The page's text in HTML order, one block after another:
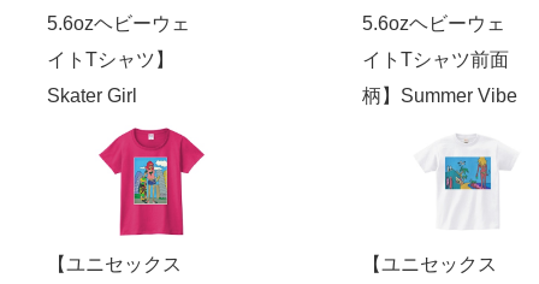
5.6ozヘビーウェ
イトTシャツ】
Skater Girl
5.6ozヘビーウェ
イトTシャツ前面
柄】Summer Vibe
【ユニセックス
【ユニセックス